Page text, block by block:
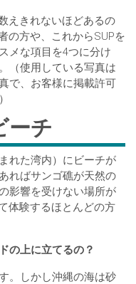
えきれないほどあるの
の方や、これからSUPを
メな項目を4つに分け
（使用している写真は
で、お客様に掲載許可
ーチ
れた湾内）にビーチが
ればサンゴ礁が天然の
影響を受けない場所が
体験するほとんどの方
の上に立てるの？
。しかし沖縄の海は砂